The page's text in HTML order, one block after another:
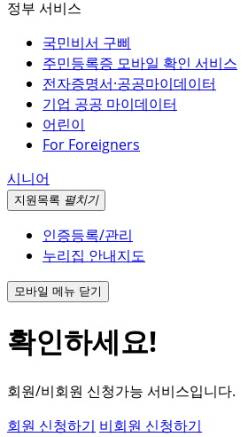
정부 서비스
국민비서 구삐
주민등록증 모바일 확인 서비스
전자증명서·공공마이데이터
기업 공공 마이데이터
어린이
For Foreigners
시니어
지원 목록 펼치기
인증등록/관리
누리집 안내지도
모바일 메뉴 닫기
확인하세요!
회원/비회원 신청가능 서비스입니다.
회원 신청하기 비회원 신청하기